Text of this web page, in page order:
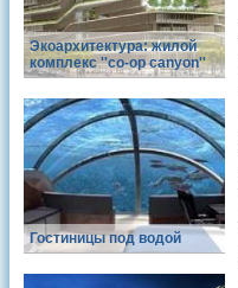
Экоархитектура: жилой
комплекс ''co-op canyon''
Гостиницы под водой